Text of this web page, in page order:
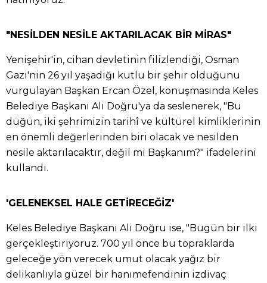
"NESİLDEN NESİLE AKTARILACAK BİR MİRAS"
Yenişehir'in, cihan devletinin filizlendiği, Osman
Gazi'nin 26 yıl yaşadığı kutlu bir şehir olduğunu
vurgulayan Başkan Ercan Özel, konuşmasında Keles
Belediye Başkanı Ali Doğru'ya da seslenerek, "Bu
düğün, iki şehrimizin tarihî ve kültürel kimliklerinin
en önemli değerlerinden biri olacak ve nesilden
nesile aktarılacaktır, değil mi Başkanım?" ifadelerini
kullandı.
'GELENEKSEL HALE GETİRECEĞİZ'
Keles Belediye Başkanı Ali Doğru ise, "Bugün bir ilki
gerçekleştiriyoruz. 700 yıl önce bu topraklarda
geleceğe yön verecek umut olacak yağız bir
delikanlıyla güzel bir hanımefendinin izdivaç